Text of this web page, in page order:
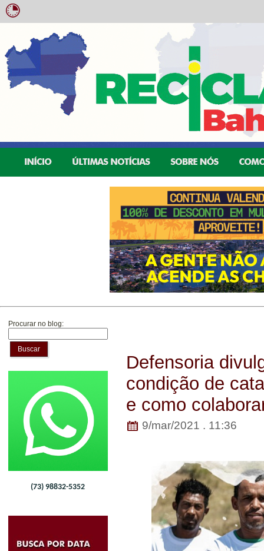
Procurar no blog:
Buscar
(73) 98832-5352
Defensoria
condição de
e como
9/mar/2021 . 11:36